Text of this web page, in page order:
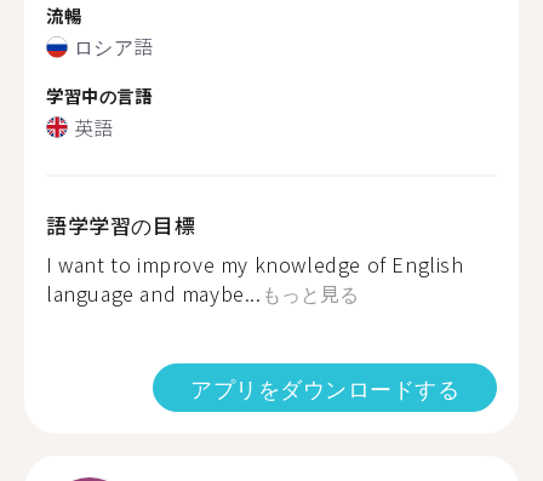
流暢
ロシア語
学習中の言語
英語
語学学習の目標
I want to improve my knowledge of English
language and maybe... もっと見る
アプリをダウンロードする